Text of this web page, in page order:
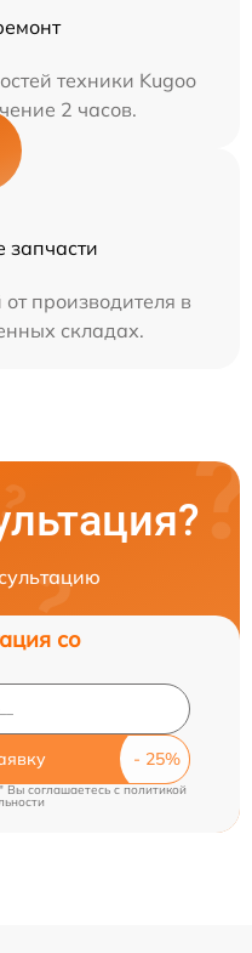
техники Kugoo
2 часов.
запчасти
производителя в
складах.
со
Вы соглашаетесь cполитикой